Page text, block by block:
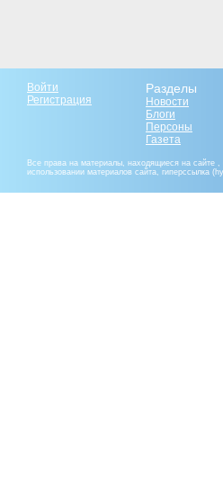
Войти
Регистрация
Разделы
Новости
Блоги
Персоны
Газета
Все права на материалы, находящиеся на сайте
использовании материалов сайта, гиперссылка